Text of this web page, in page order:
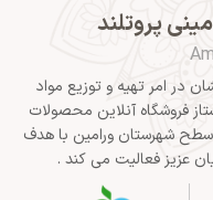
پروتلند
در امر تهیه و توزیع مواد
فروشگاه آنلاین محصولات
سطح شهرستان ورامین با هدف
عزیز فعالیت می کند .